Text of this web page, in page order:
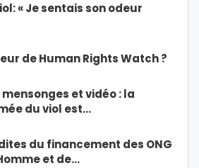
« Je sentais son odeur
de Human Rights Watch ?
et vidéo : la
du viol est…
du financement des ONG
et de…